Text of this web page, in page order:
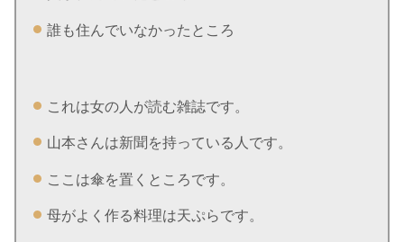
誰も住んでいなかったところ
これは女の人が読む雑誌です。
山本さんは新聞を持っている人です。
ここは傘を置くところです。
母がよく作る料理は天ぷらです。